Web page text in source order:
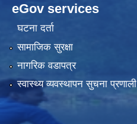
eGov services
घटना दर्ता
सामाजिक सुरक्षा
नागरिक वडापत्र
स्वास्थ्य व्यवस्थापन सुचना प्रणाली